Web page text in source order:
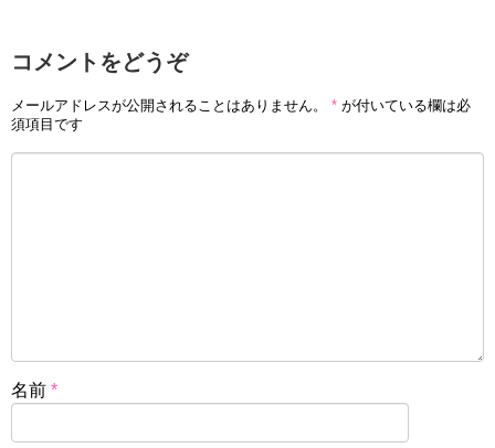
コメントをどうぞ
メールアドレスが公開されることはありません。 * が付いている欄は必
須項目です
名前 *